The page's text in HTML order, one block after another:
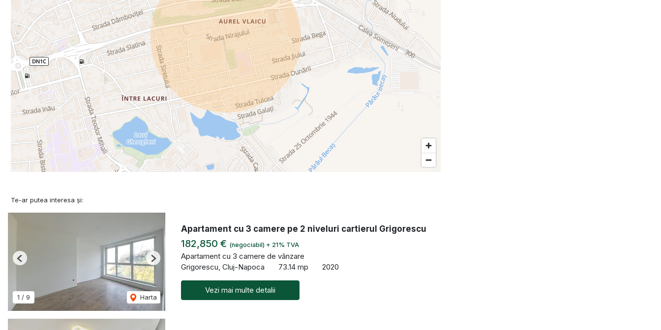
Te-ar putea interesa și:
1 / 9 Harta
Previous Next
Apartament cu 3 camere pe 2 niveluri cartierul Grigorescu
182,850 € (negociabil) + 21% TVA
Apartament cu 3 camere de vânzare
Grigorescu, Cluj-Napoca
73.14 mp 2020
Vezi mai multe detalii